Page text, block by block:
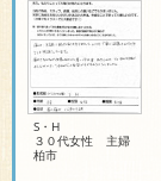
S・H
３０代女性 主婦
柏市